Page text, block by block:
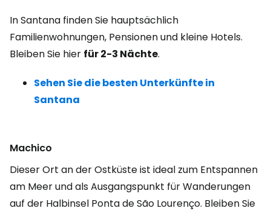
In Santana finden Sie hauptsächlich
Familienwohnungen, Pensionen und kleine Hotels.
Bleiben Sie hier für 2-3 Nächte.
Sehen Sie die besten Unterkünfte in
Santana
Machico
Dieser Ort an der Ostküste ist ideal zum Entspannen
am Meer und als Ausgangspunkt für Wanderungen
auf der Halbinsel Ponta de São Lourenço. Bleiben Sie